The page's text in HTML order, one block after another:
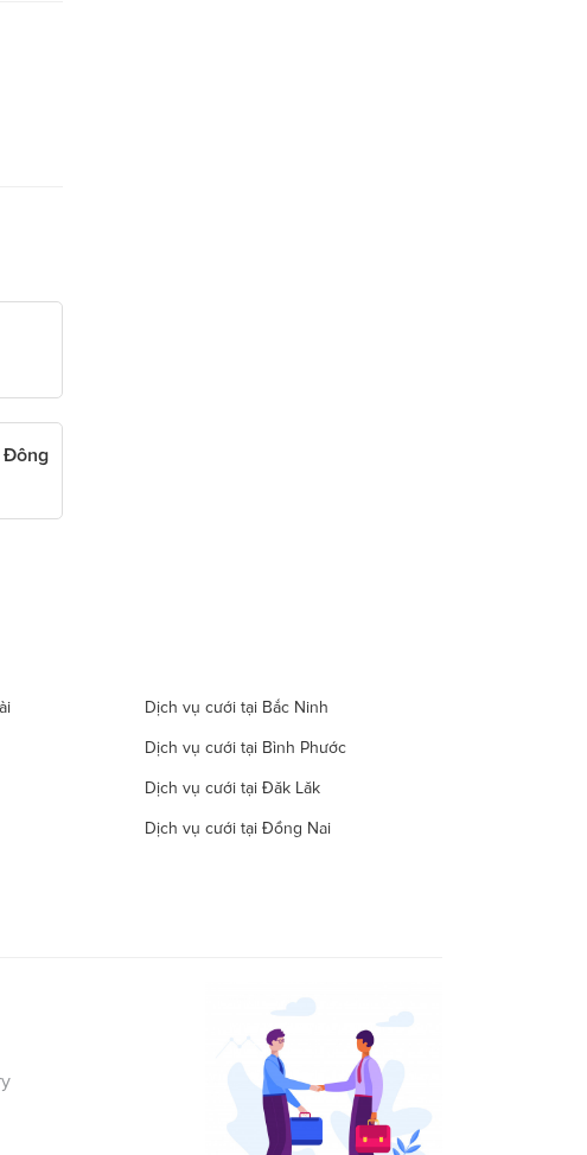
Đông
Dịch vụ cưới tại Bắc Ninh
Dịch vụ cưới tại Bình Phước
Dịch vụ cưới tại Đăk Lăk
Dịch vụ cưới tại Đồng Nai
Dịch vụ cưới tại Long An
Dịch vụ cưới tại Ninh Thuận
Dịch vụ cưới tại Quảng Nam
Dịch vụ cưới tại Quảng Trị